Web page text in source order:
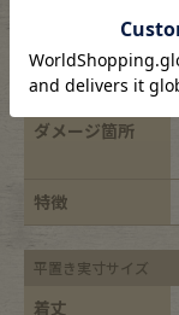
カラー
ダメージ箇所
特徴
平置き実寸サイズ
着丈